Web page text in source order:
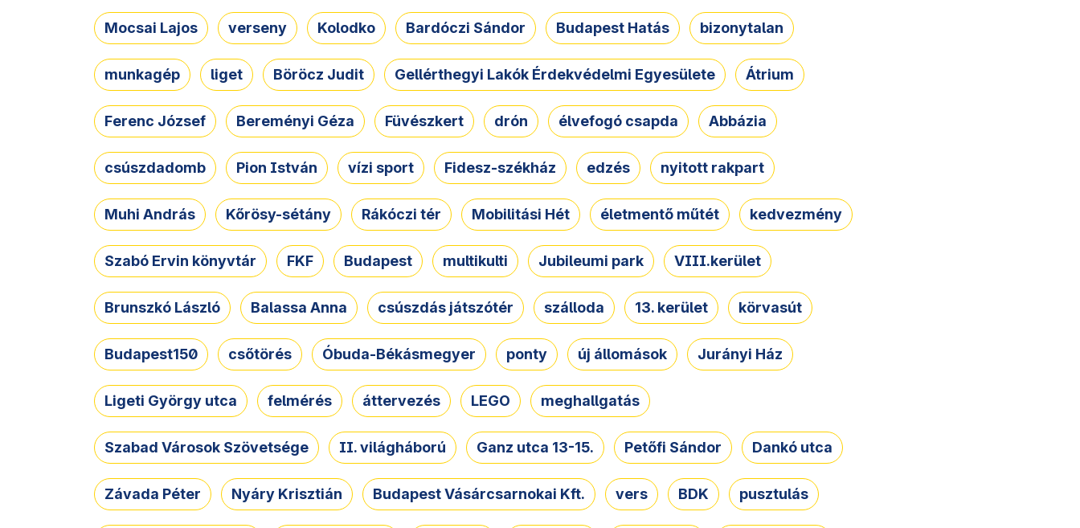
Mocsai Lajos verseny Kolodko Bardóczi Sándor Budapest Hatás bizonytalan
munkagép liget Böröcz Judit Gellérthegyi Lakók Érdekvédelmi Egyesülete Átrium
Ferenc József Bereményi Géza Füvészkert drón élvefogó csapda Abbázia
csúszdadomb Pion István vízi sport Fidesz-székház edzés nyitott rakpart
Muhi András Kőrösy-sétány Rákóczi tér Mobilitási Hét életmentő műtét kedvezmény
Szabó Ervin könyvtár FKF Budapest multikulti Jubileumi park VIII.kerület
Brunszkó László Balassa Anna csúszdás játszótér szálloda 13. kerület körvasút
Budapest150 csőtörés Óbuda-Békásmegyer ponty új állomások Jurányi Ház
Ligeti György utca felmérés áttervezés LEGO meghallgatás
Szabad Városok Szövetsége II. világháború Ganz utca 13-15. Petőfi Sándor Dankó utca
Závada Péter Nyáry Krisztián Budapest Vásárcsarnokai Kft. vers BDK pusztulás